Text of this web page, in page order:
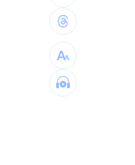
李棟旭
慈濟
華邦
7年內
遠見天